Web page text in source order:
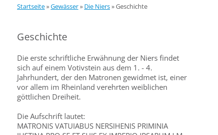
Startseite»Gewässer» Die Niers»Geschichte
Geschichte
Die erste schriftliche Erwähnung der Niers findet
sich auf einem Votivstein aus dem 1. - 4.
Jahrhundert, der den Matronen gewidmet ist, einer
vor allem im Rheinland verehrten weiblichen
göttlichen Dreiheit.
Die Aufschrift lautet:
MATRONIS VATUIABUS NERSIHENIS PRIMINIA